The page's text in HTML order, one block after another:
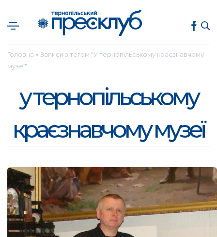
Головна ● Записи з тегом "У тернопільському краєзнавчому
музеї"
у тернопільському
краєзнавчому музеї